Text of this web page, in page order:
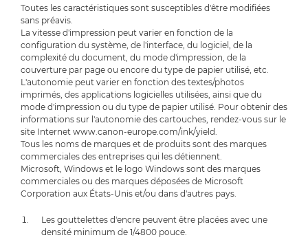
Toutes les caractéristiques sont susceptibles d'être modifiées
sans préavis.
La vitesse d'impression peut varier en fonction de la
configuration du système, de l'interface, du logiciel, de la
complexité du document, du mode d'impression, de la
couverture par page ou encore du type de papier utilisé, etc.
L'autonomie peut varier en fonction des textes/photos
imprimés, des applications logicielles utilisées, ainsi que du
mode d'impression ou du type de papier utilisé. Pour obtenir des
informations sur l'autonomie des cartouches, rendez-vous sur le
site Internet www.canon-europe.com/ink/yield.
Tous les noms de marques et de produits sont des marques
commerciales des entreprises qui les détiennent.
Microsoft, Windows et le logo Windows sont des marques
commerciales ou des marques déposées de Microsoft
Corporation aux États-Unis et/ou dans d'autres pays.
Les gouttelettes d'encre peuvent être placées avec une
densité minimum de 1/4800 pouce.